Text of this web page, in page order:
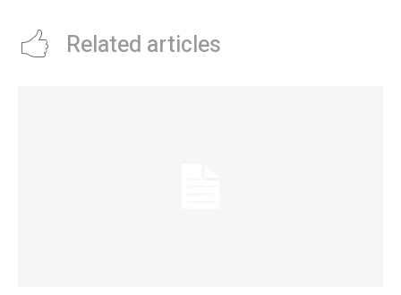
Related articles